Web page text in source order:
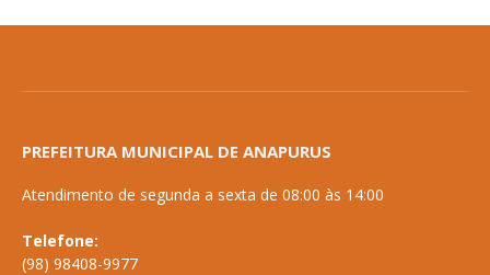
PREFEITURA MUNICIPAL DE ANAPURUS
Atendimento de segunda a sexta de 08:00 às 14:00
Telefone:
(98) 98408-9977